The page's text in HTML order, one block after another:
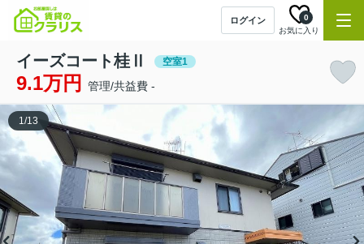
ログイン
お気に入り
0
イーズコート桂Ⅱ 空室1
9.1万円 管理/共益費 -
1/13